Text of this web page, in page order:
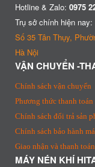
Hotline & Zalo: 0975
Trụ sở chính hiện nay:
Số 35 Tân Thụy,
Hà Nội
VẬN CHUYỂN -
Chính sách vận chuyển
Phương thức thanh toán
Chính sách đổi trả sản
Chính sách bảo hành
Giao nhận và thanh toán
MÁY NÉN KHÍ